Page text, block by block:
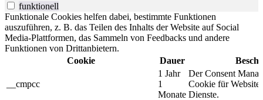
funktionell
Funktionale Cookies helfen dabei, bestimmte Funktionen
auszuführen, z. B. das Teilen des Inhalts der Website auf Social
Media-Plattformen, das Sammeln von Feedbacks und andere
Funktionen von Drittanbietern.
Cookie
Dauer
__cmpcc
1 Jahr
1
Monate
Der Consent
Cookie für
Dienste.